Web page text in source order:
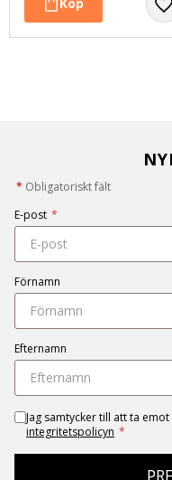
* Obligatoriskt fält
E-post *
Förnamn
Efternamn
Jag samtycker till att ta
integritetspolicyn *